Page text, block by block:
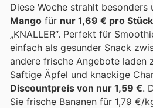
Diese Woche strahlt besonders
Mango für nur 1,69 € pro Stück
„KNALLER“. Perfekt für
einfach als gesunder Snack
andere frische Angebote laden
Saftige Äpfel und knackige
Discountpreis von nur 1,59 €.
Sie frische Bananen für 1,79 €/